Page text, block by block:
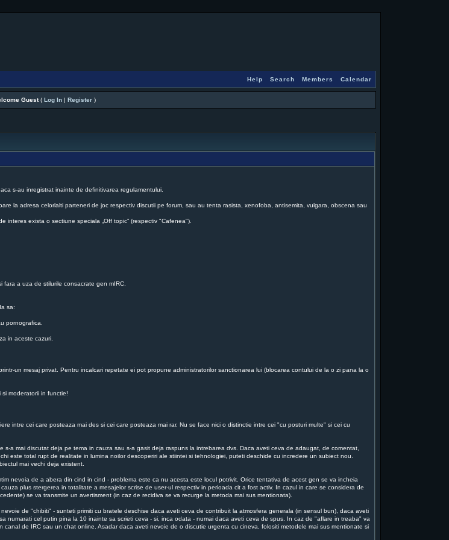
Help Search Members Calendar
Guest( Log In| Register)
s-au inregistrat inainte de definitivarea regulamentului.
la adresa celorlalti parteneri de joc respectiv discutii pe forum, sau au tenta rasista, xenofoba, antisemita, vulgara, obscena sau
exista o sectiune speciala „Off topic” (respectiv "Cafenea").
a uza de stilurile consacrate gen mIRC.
sa:
pornografica.
in aceste cazuri.
un mesaj privat. Pentru incalcari repetate ei pot propune administratorilor sanctionarea lui (blocarea contului de la o zi pana la o
moderatorii in functie!
intre cei care posteaza mai des si cei care posteaza mai rar. Nu se face nici o distinctie intre cei "cu posturi multe" si cei cu
a mai discutat deja pe tema in cauza sau s-a gasit deja raspuns la intrebarea dvs. Daca aveti ceva de adaugat, de comentat,
este total rupt de realitate in lumina noilor descoperiri ale stiintei si tehnologiei, puteti deschide cu incredere un subiect nou.
mai vechi deja existent.
nevoia de a abera din cind in cind - problema este ca nu acesta este locul potrivit. Orice tentativa de acest gen se va incheia
plus stergerea in totalitate a mesajelor scrise de user-ul respectiv in perioada cit a fost activ. In cazul in care se considera de
se va transmite un avertisment (in caz de recidiva se va recurge la metoda mai sus mentionata).
de "chibiti" - sunteti primiti cu bratele deschise daca aveti ceva de contribuit la atmosfera generala (in sensul bun), daca aveti
cel putin pina la 10 inainte sa scrieti ceva - si, inca odata - numai daca aveti ceva de spus. In caz de "aflare in treaba" va
de IRC sau un chat online. Asadar daca aveti nevoie de o discutie urgenta cu cineva, folositi metodele mai sus mentionate si